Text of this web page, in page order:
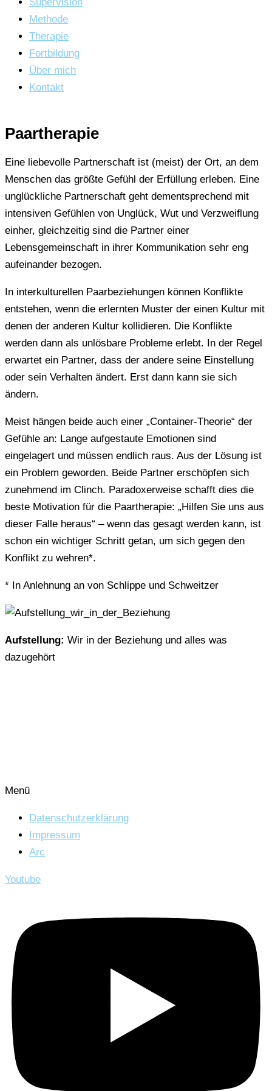
Supervision
Methode
Therapie
Fortbildung
Über mich
Kontakt
Paartherapie
Eine liebevolle Partnerschaft ist (meist) der Ort, an dem
Menschen das größte Gefühl der Erfüllung erleben. Eine
unglückliche Partnerschaft geht dementsprechend mit
intensiven Gefühlen von Unglück, Wut und Verzweiflung
einher, gleichzeitig sind die Partner einer
Lebensgemeinschaft in ihrer Kommunikation sehr eng
aufeinander bezogen.
In interkulturellen Paarbeziehungen können Konflikte
entstehen, wenn die erlernten Muster der einen Kultur mit
denen der anderen Kultur kollidieren. Die Konflikte
werden dann als unlösbare Probleme erlebt. In der Regel
erwartet ein Partner, dass der andere seine Einstellung
oder sein Verhalten ändert. Erst dann kann sie sich
ändern.
Meist hängen beide auch einer „Container-Theorie“ der
Gefühle an: Lange aufgestaute Emotionen sind
eingelagert und müssen endlich raus. Aus der Lösung ist
ein Problem geworden. Beide Partner erschöpfen sich
zunehmend im Clinch. Paradoxerweise schafft dies die
beste Motivation für die Paartherapie: „Hilfen Sie uns aus
dieser Falle heraus“ – wenn das gesagt werden kann, ist
schon ein wichtiger Schritt getan, um sich gegen den
Konflikt zu wehren*.
* In Anlehnung an von Schlippe und Schweitzer
Aufstellung: Wir in der Beziehung und alles was
dazugehört
Menü
Datenschutzerklärung
Impressum
Arc
Youtube